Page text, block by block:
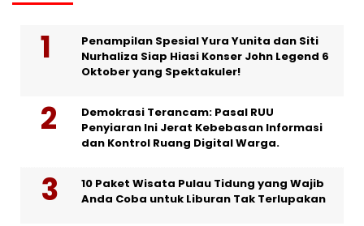
Penampilan Spesial Yura Yunita dan Siti
Nurhaliza Siap Hiasi Konser John Legend 6
Oktober yang Spektakuler!
Demokrasi Terancam: Pasal RUU
Penyiaran Ini Jerat Kebebasan Informasi
dan Kontrol Ruang Digital Warga.
10 Paket Wisata Pulau Tidung yang Wajib
Anda Coba untuk Liburan Tak Terlupakan